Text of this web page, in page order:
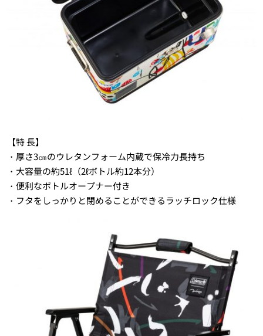
【特 長】
・厚さ3㎝のウレタンフォーム内蔵で保冷力長持ち
・大容量の約51ℓ（2ℓボトル約12本分）
・便利なボトルオープナー付き
・フタをしっかりと閉めることができるラッチロック仕様